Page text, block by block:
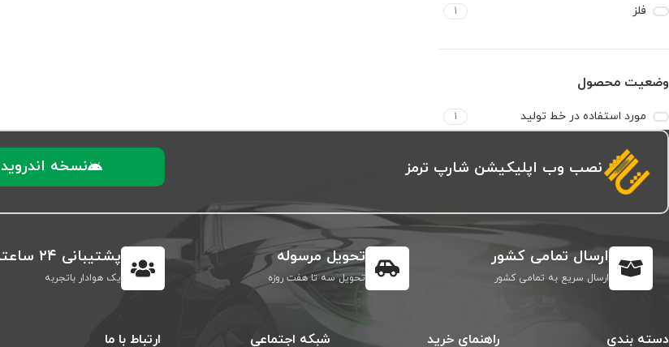
فلز 1
وضعیت محصول
مورد استفاده در خط تولید 1
نصب وب اپلیکیشن شارپ ترمز نسخه اندروید
ارسال تمامی کشور
ارسال سریع به تمامی کشور
تحویل مرسوله
تحویل سه تا هفت روزه
پشتیبانی ۲۴ ساعته
یک هوادار باتجربه
دسته بندی راهنمای خرید شبکه اجتماعی ارتباط با ما